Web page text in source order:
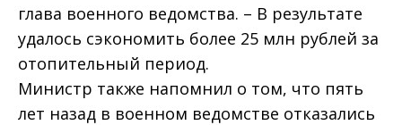
глава военного ведомства. – В результате
удалось сэкономить более 25 млн рублей за
отопительный период.
Министр также напомнил о том, что пять
лет назад в военном ведомстве отказались